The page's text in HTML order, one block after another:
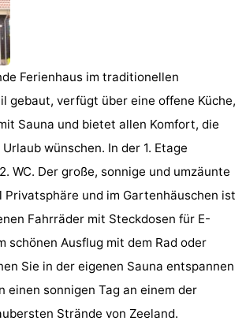
Ferienhaus im traditionellen
gebaut, verfügt über eine offene Küche,
Sauna und bietet allen Komfort, die
wünschen. In der 1. Etage
WC. Der große, sonnige und umzäunte
und im Gartenhäuschen ist
Fahrräder mit Steckdosen für E-
schönen Ausflug mit dem Rad oder
Sie in der eigenen Sauna entspannen
einen sonnigen Tag an einem der
Strände von Zeeland.